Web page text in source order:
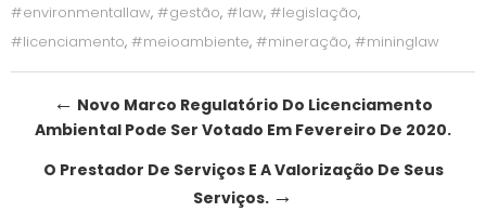
#environmentallaw, #gestão, #law, #legislação,
#licenciamento, #meioambiente, #mineração, #mininglaw
Post
navigation
← Novo Marco Regulatório Do Licenciamento
Ambiental Pode Ser Votado Em Fevereiro De 2020.
O Prestador De Serviços E A Valorização De Seus
Serviços. →